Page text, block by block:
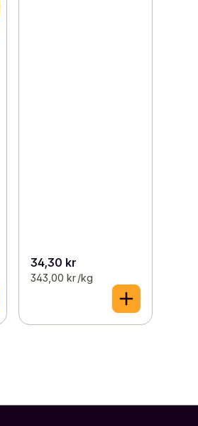
34,30 kr
343,00 kr /kg